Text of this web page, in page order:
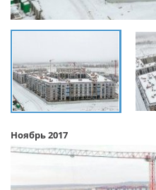
Ноябрь 2017